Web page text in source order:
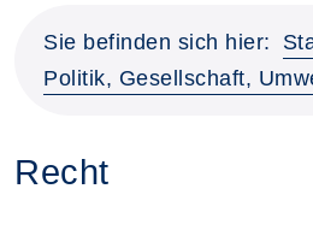
Sie befinden sich hier:
Politik, Gesellschaft,
Recht